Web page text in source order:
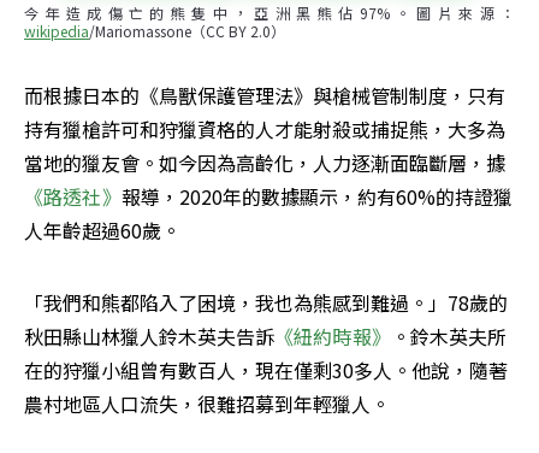
今年造成傷亡的熊隻中，亞洲黑熊佔97%。圖片來源：
wikipedia/Mariomassone（CC BY 2.0）
而根據日本的《鳥獸保護管理法》與槍械管制制度，只有
持有獵槍許可和狩獵資格的人才能射殺或捕捉熊，大多為
當地的獵友會。如今因為高齡化，人力逐漸面臨斷層，據
《路透社》 報導，2020年的數據顯示，約有60%的持證獵
人年齡超過60歲。
「我們和熊都陷入了困境，我也為熊感到難過。」78歲的
秋田縣山林獵人鈴木英夫告訴 《紐約時報》 。鈴木英夫所
在的狩獵小組曾有數百人，現在僅剩30多人。他說，隨著
農村地區人口流失，很難招募到年輕獵人。